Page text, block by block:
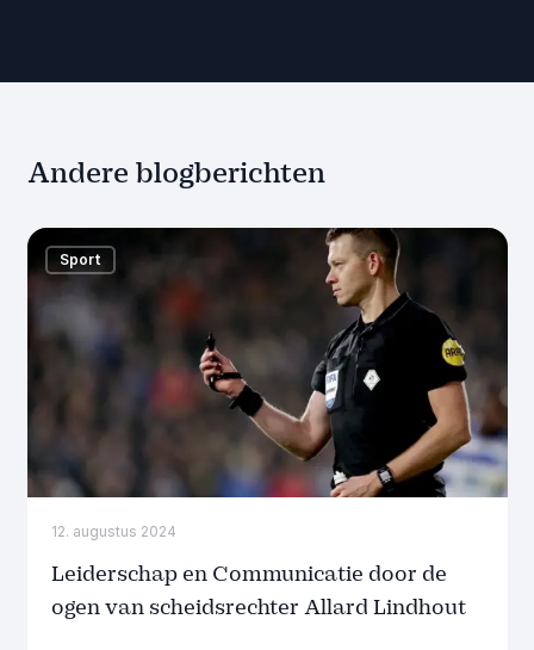
Andere blogberichten
12. augustus 2024
Leiderschap en Communicatie door de
ogen van scheidsrechter Allard Lindhout
Sport